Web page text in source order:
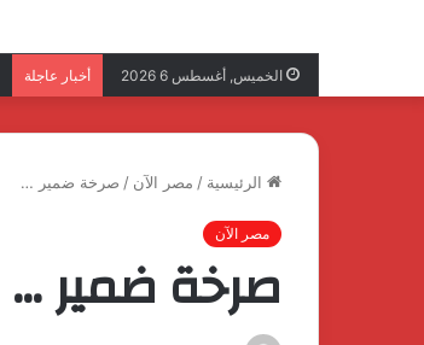
الخميس, أغسطس 6 2026 أخبار عاجلة
الرئيسية / مصر الآن / صرخة ضمير …
مصر الآن
صرخة ضمير …